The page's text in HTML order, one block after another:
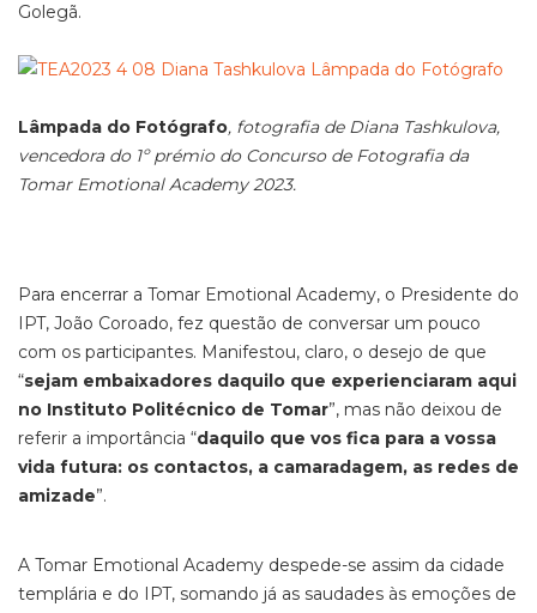
Golegã.
Lâmpada do Fotógrafo, fotografia de Diana Tashkulova,
vencedora do 1º prémio do Concurso de Fotografia da
Tomar Emotional Academy 2023.
Para encerrar a Tomar Emotional Academy, o Presidente do
IPT, João Coroado, fez questão de conversar um pouco
com os participantes. Manifestou, claro, o desejo de que
“sejam embaixadores daquilo que experienciaram aqui
no Instituto Politécnico de Tomar”, mas não deixou de
referir a importância “daquilo que vos fica para a vossa
vida futura: os contactos, a camaradagem, as redes de
amizade”.
A Tomar Emotional Academy despede-se assim da cidade
templária e do IPT, somando já as saudades às emoções de